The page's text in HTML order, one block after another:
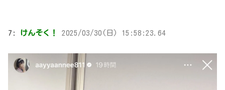
7: けんそく！ 2025/03/30(日) 15:58:23.64